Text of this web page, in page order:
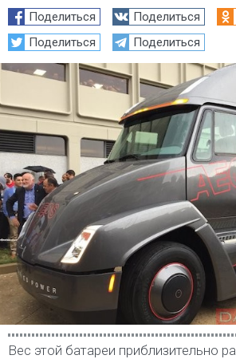
Поделиться Поделиться
Поделиться
Поделиться
Вес этой батареи приблизительно